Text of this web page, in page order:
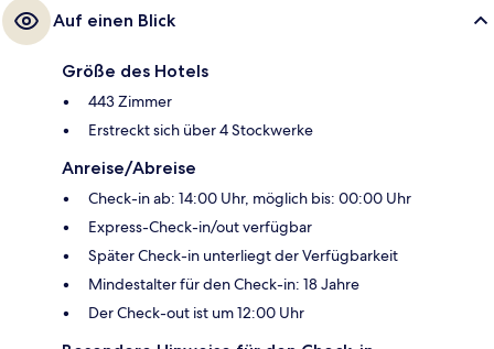
Auf einen Blick
Größe des Hotels
443 Zimmer
Erstreckt sich über 4 Stockwerke
Anreise/Abreise
Check-in ab: 14:00 Uhr, möglich bis: 00:00 Uhr
Express-Check-in/out verfügbar
Später Check-in unterliegt der Verfügbarkeit
Mindestalter für den Check-in: 18 Jahre
Der Check-out ist um 12:00 Uhr